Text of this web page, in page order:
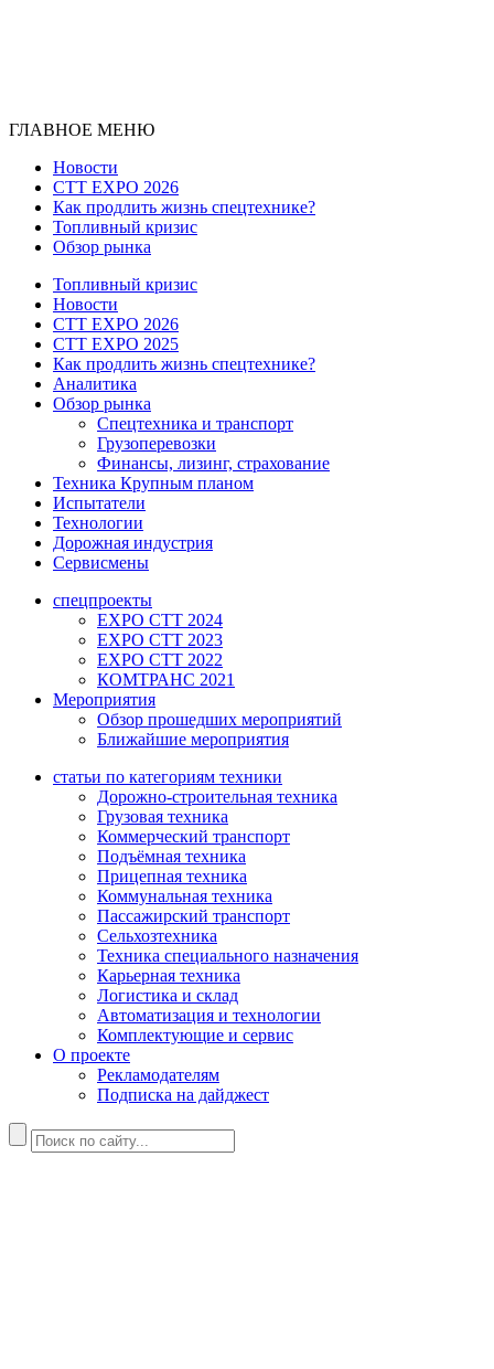
ГЛАВНОЕ МЕНЮ
Новости
CTT EXPO 2026
Как продлить жизнь спецтехнике?
Топливный кризис
Обзор рынка
Топливный кризис
Новости
CTT EXPO 2026
CTT EXPO 2025
Как продлить жизнь спецтехнике?
Аналитика
Обзор рынка
Спецтехника и транспорт
Грузоперевозки
Финансы, лизинг, страхование
Техника Крупным планом
Испытатели
Технологии
Дорожная индустрия
Сервисмены
спецпроекты
EXPO CTT 2024
EXPO CTT 2023
EXPO CTT 2022
КОМТРАНС 2021
Мероприятия
Обзор прошедших мероприятий
Ближайшие мероприятия
статьи по категориям техники
Дорожно-строительная техника
Грузовая техника
Коммерческий транспорт
Подъёмная техника
Прицепная техника
Коммунальная техника
Пассажирский транспорт
Сельхозтехника
Техника специального назначения
Карьерная техника
Логистика и склад
Автоматизация и технологии
Комплектующие и сервис
О проекте
Рекламодателям
Подписка на дайджест